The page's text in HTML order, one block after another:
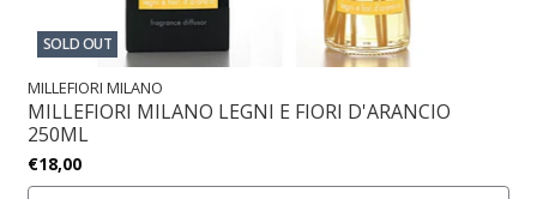
SOLD OUT
MILLEFIORI MILANO
MILLEFIORI MILANO LEGNI E FIORI D'ARANCIO
250ML
€18,00